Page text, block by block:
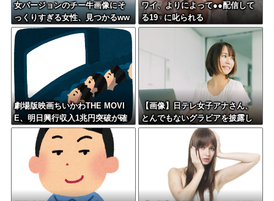
女バージョンのチー牛画像にそ
っくりすぎる女性、見つかるww
w
ワイ、よりによって●●配信して
る19♀に叱られる
劇場版映画ちいかわTHE MOVI
E、明日興行収入1兆円突破が確
実にｗｗｗｗｗｗｗｗｗｗｗｗ
【画像】日テレ女子アナさん、
とんでもないグラビアを披露し
た結果・・・